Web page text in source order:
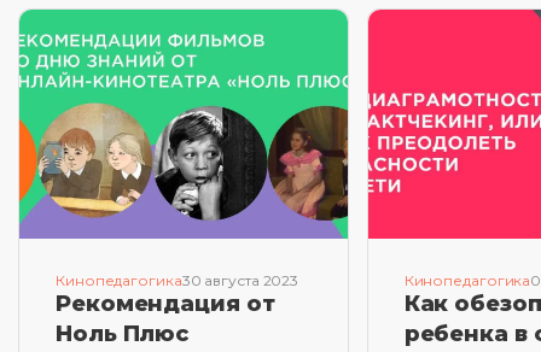
Кинопедагогика30 августа 2023
Рекомендация от
Ноль Плюс
Кинопедагогика
Как
ребенка в